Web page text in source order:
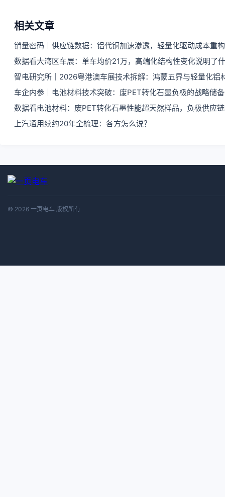
相关文章
销量密码｜供应链数据：铝代铜加速渗透，轻量化驱动成本重构
数据看大湾区车展：单车均价21万，高端化结构性变化说明了
智电研究所｜2026粤港澳车展技术拆解：鸿蒙五界与轻量化铝
车企内参｜电池材料技术突破：废PET转化石墨负极的战略储
数据看电池材料：废PET转化石墨性能超天然样品，负极供应
上汽通用续约20年全梳理：各方怎么说？
© 2026 一页电车 版权所有